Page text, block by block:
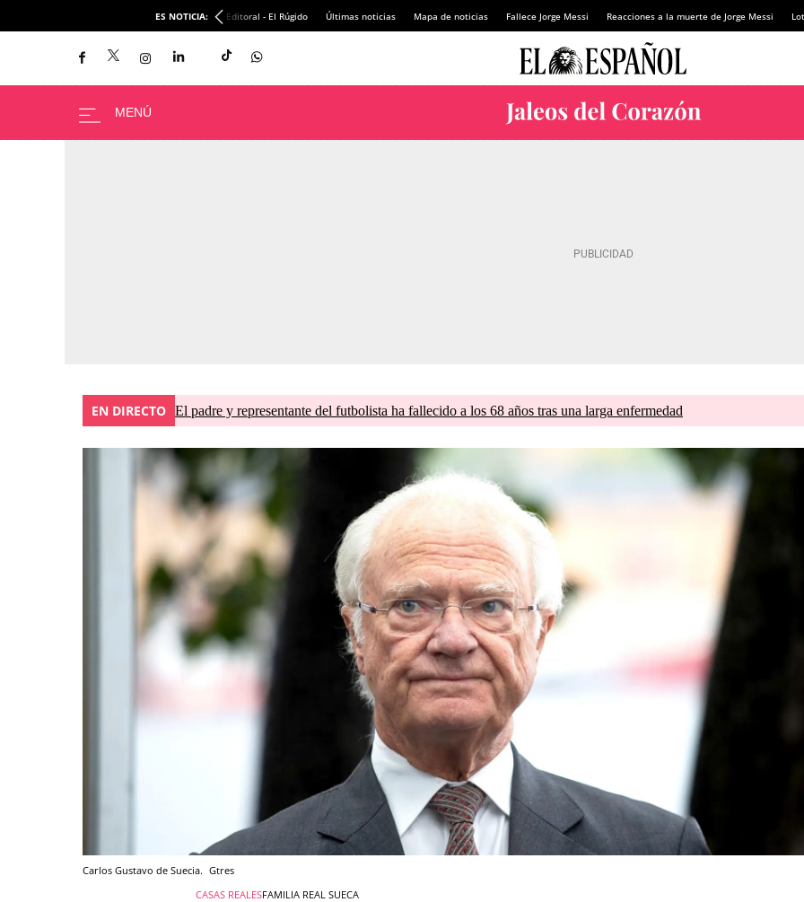
ES NOTICIA: Editoral - El Rúgido Últimas noticias Mapa de noticias Fallece Jorge Messi Reacciones a la muerte de Jorge Messi
EN DIRECTO El padre y representante del futbolista ha fallecido a los 68 años tras una larga enfermedad
Carlos Gustavo de Suecia. Gtres
CASAS REALESFAMILIA REAL SUECA